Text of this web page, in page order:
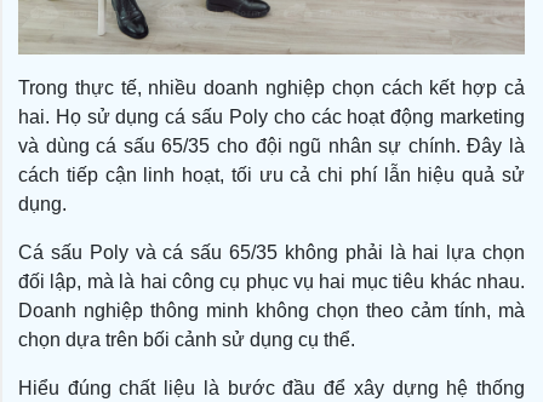
Trong thực tế, nhiều doanh nghiệp chọn cách kết hợp cả
hai. Họ sử dụng cá sấu Poly cho các hoạt động marketing
và dùng cá sấu 65/35 cho đội ngũ nhân sự chính. Đây là
cách tiếp cận linh hoạt, tối ưu cả chi phí lẫn hiệu quả sử
dụng.
Cá sấu Poly và cá sấu 65/35 không phải là hai lựa chọn
đối lập, mà là hai công cụ phục vụ hai mục tiêu khác nhau.
Doanh nghiệp thông minh không chọn theo cảm tính, mà
chọn dựa trên bối cảnh sử dụng cụ thể.
Hiểu đúng chất liệu là bước đầu để xây dựng hệ thống